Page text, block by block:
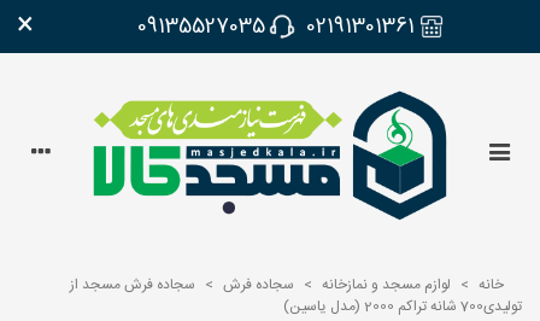
02191301361
09135527035
×
خانه > لوازم مسجد و نمازخانه > سجاده فرش > سجاده فرش مسجد از
تولیدی700 شانه تراکم 2000 (مدل یاسین)